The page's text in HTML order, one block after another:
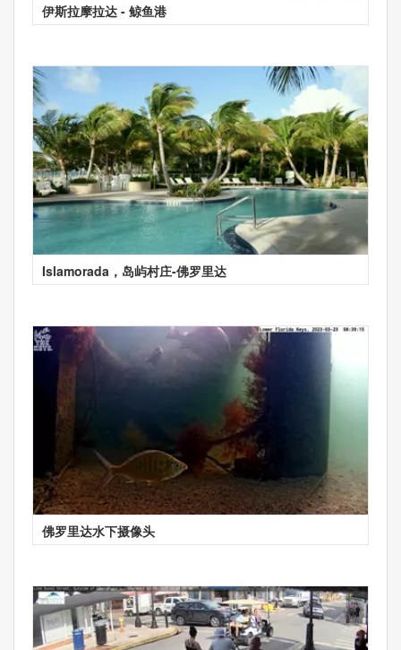
伊斯拉摩拉达 - 鲸鱼港
Islamorada，岛屿村庄-佛罗里达
佛罗里达水下摄像头